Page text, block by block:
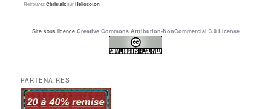
RetrouvezChristalxsurHellocoton
Site sous licence Creative Commons Attribution-NonCommercial 3.0 License
PARTENAIRES